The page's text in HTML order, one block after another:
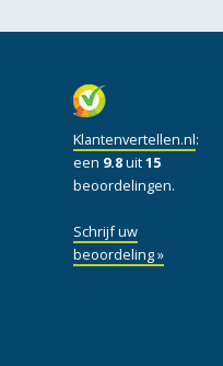
Klantenvertellen.nl:
een 9.8uit15
beoordelingen.
Schrijf uw
beoordeling »